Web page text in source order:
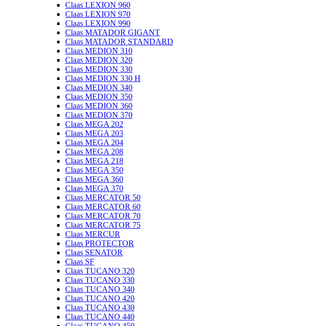
Claas LEXION 960
Claas LEXION 970
Claas LEXION 990
Claas MATADOR GIGANT
Claas MATADOR STANDARD
Claas MEDION 310
Claas MEDION 320
Claas MEDION 330
Claas MEDION 330 H
Claas MEDION 340
Claas MEDION 350
Claas MEDION 360
Claas MEDION 370
Claas MEGA 202
Claas MEGA 203
Claas MEGA 204
Claas MEGA 208
Claas MEGA 218
Claas MEGA 350
Claas MEGA 360
Claas MEGA 370
Claas MERCATOR 50
Claas MERCATOR 60
Claas MERCATOR 70
Claas MERCATOR 75
Claas MERCUR
Claas PROTECTOR
Claas SENATOR
Claas SF
Claas TUCANO 320
Claas TUCANO 330
Claas TUCANO 340
Claas TUCANO 420
Claas TUCANO 430
Claas TUCANO 440